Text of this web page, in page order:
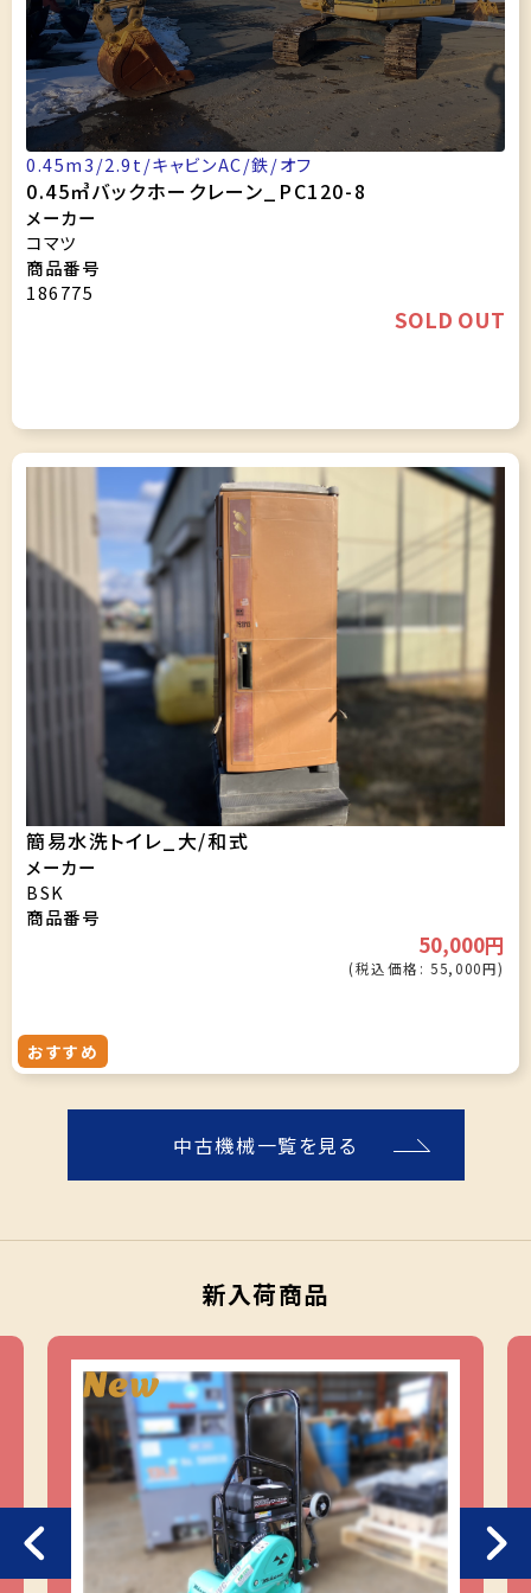
0.45m3/2.9t/キャビンAC/鉄/オフ
0.45㎥バックホークレーン_PC120-8
メーカー
コマツ
商品番号
186775
SOLD OUT
簡易水洗トイレ_大/和式
メーカー
BSK
商品番号
50,000円
(税込価格: 55,000円)
おすすめ
中古機械一覧を見る
新入荷商品